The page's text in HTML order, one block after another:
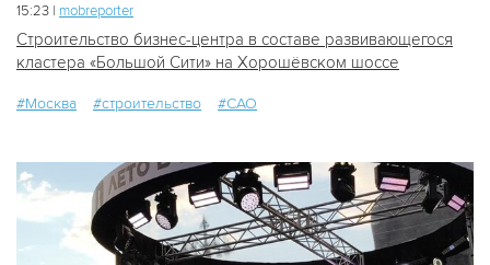
15:23 | mobreporter
Строительство бизнес-центра в составе развивающегося
кластера «Большой Сити» на Хорошёвском шоссе
#Москва #строительство #САО